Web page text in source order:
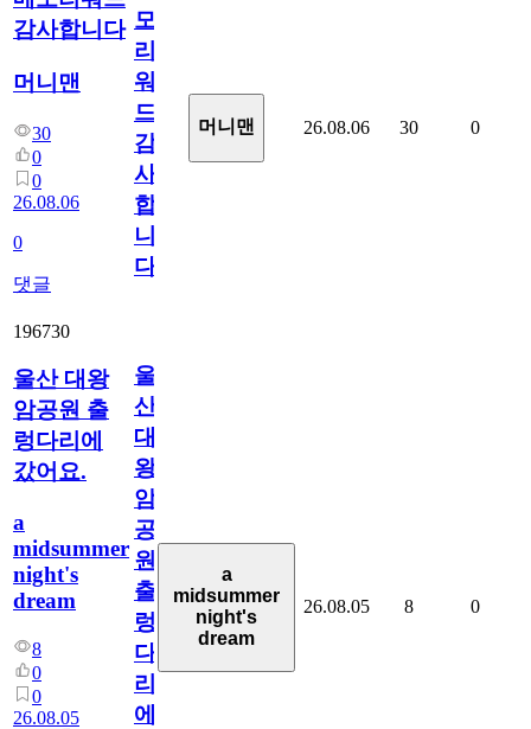
감사합니다
머니맨
30
0
0
26.08.06
0
댓글
모
리
워
드
감
사
합
니
다
머니맨 26.08.06 30 0
196730
울산 대왕
암공원 출
렁다리에
갔어요.
a
midsummer
night's
dream
8
0
0
26.08.05
울
산
대
왕
암
공
원
출
렁
다
리
에
a
midsummer
night's
dream
26.08.05 8 0